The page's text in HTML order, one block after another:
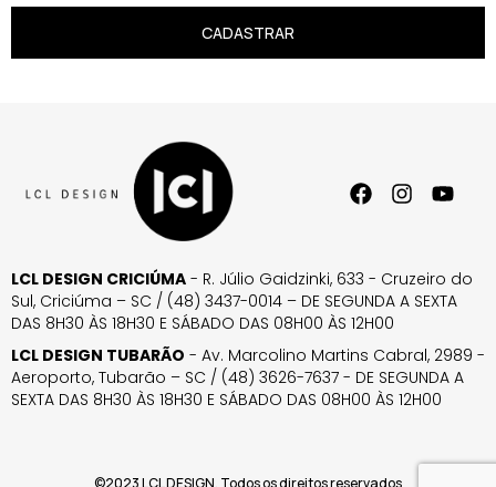
CADASTRAR
LCL DESIGN CRICIÚMA - R. Júlio Gaidzinki, 633 - Cruzeiro do
Sul, Criciúma – SC / (48) 3437-0014 – DE SEGUNDA A SEXTA
DAS 8H30 ÀS 18H30 E SÁBADO DAS 08H00 ÀS 12H00
LCL DESIGN TUBARÃO - Av. Marcolino Martins Cabral, 2989 -
Aeroporto, Tubarão – SC / (48) 3626-7637 - DE SEGUNDA A
SEXTA DAS 8H30 ÀS 18H30 E SÁBADO DAS 08H00 ÀS 12H00